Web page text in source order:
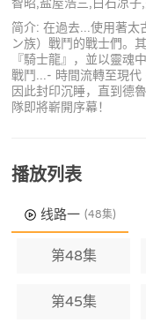
智昭,盐屋浩三,白石凉子
简介: 在過去...使用著太
ン族）戰鬥的戰士們。
『騎士龍』，並以靈魂
戰鬥...- 時間流轉至現
因此封印沉睡，直到德
隊即將嶄開序幕！
播放列表
线路一 (48集)
第48集
第45集